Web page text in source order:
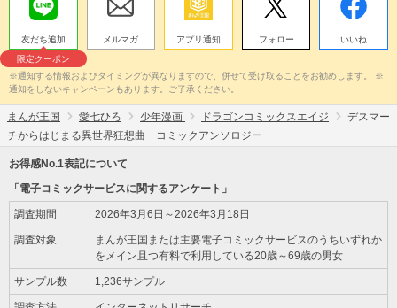
友だち追加
限定クーポン
メルマガ アプリ通知 フォロー いいね
※通知する情報およびタイミングが異なりますので、併せて受け取ることをお勧めします。 ※
通知をしないキャンペーンもあります。ご了承ください。
まんが王国 愛七ひろ 少年漫画 ドラゴンコミックスエイジ
デスマー
チからはじまる異世界狂想曲 コミックアンソロジー
お得感No.1表記について
「電子コミックサービスに関するアンケート」
調査期間 2026年3月6日～2026年3月18日
調査対象
まんが王国または主要電子コミックサービスのうちいずれか
をメイン且つ有料で利用している20歳～69歳の男女
サンプル数 1,236サンプル